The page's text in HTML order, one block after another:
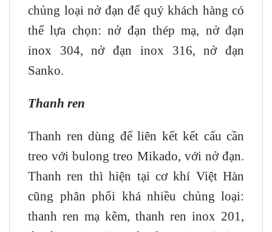
chủng loại nở đạn để quý khách hàng có
thể lựa chọn: nở đạn thép mạ, nở đạn
inox 304, nở đạn inox 316, nở đạn
Sanko.
Thanh ren
Thanh ren dùng để liên kết kết cấu cần
treo với bulong treo Mikado, với nở đạn.
Thanh ren thì hiện tại cơ khí Việt Hàn
cũng phân phối khá nhiều chủng loại:
thanh ren mạ kẽm, thanh ren inox 201,